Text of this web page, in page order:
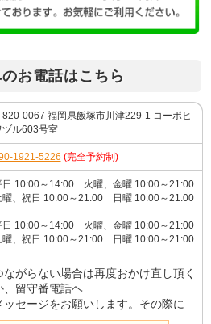
お電話はこちら
820-0067 福岡県飯塚市川津229-1 コーポヒ
ヅル603号室
1921-5226 (完全予約制)
日 10:00～14:00 火曜、金曜 10:00～21:00
曜、祝日 10:00～21:00 日曜 10:00～21:00
日 10:00～14:00 火曜、金曜 10:00～21:00
曜、祝日 10:00～21:00 日曜 10:00～21:00
ながらない場合は再度おかけ直し頂く
、留守番電話ヘ
ッセージをお願いします。その際に